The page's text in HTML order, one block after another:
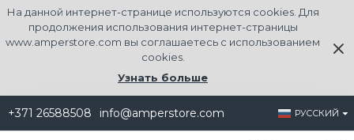
На данной интернет-странице используются cookies. Для
продолжения использования интернет-страницы
www.amperstore.com вы соглашаетесь с использованием
cookies.
Узнать больше
+371 26588508 info@amperstore.com РУССКИЙ